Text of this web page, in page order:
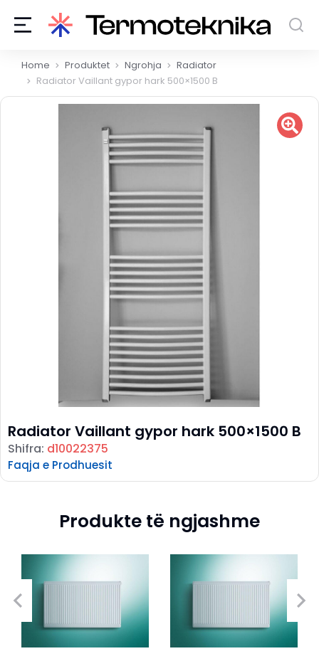
You are here:
Home Produktet Ngrohja
Radiator
Radiator Vaillant gypor hark 500×1500 B
Radiator Vaillant gypor hark 500×1500 B
Shifra: d10022375
Faqja e Prodhuesit
Produkte të ngjashme